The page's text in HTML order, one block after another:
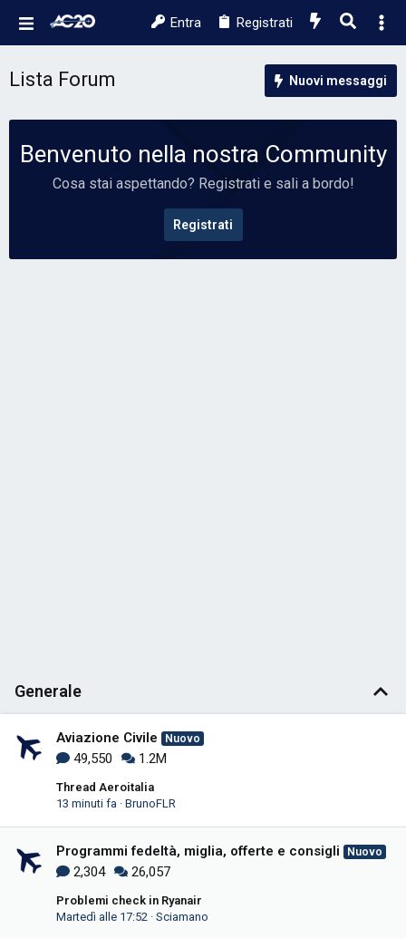
Entra Registrati
Lista Forum Nuovi messaggi
Benvenuto nella nostra Community
Cosa stai aspettando? Registrati e sali a bordo!
Registrati
Generale
Aviazione Civile Nuovo
49,550 1.2M
Thread Aeroitalia
13 minuti fa BrunoFLR
Programmi fedeltà, miglia, offerte e consigli Nuovo
2,304 26,057
Problemi check in Ryanair
Martedì alle 17:52 Sciamano